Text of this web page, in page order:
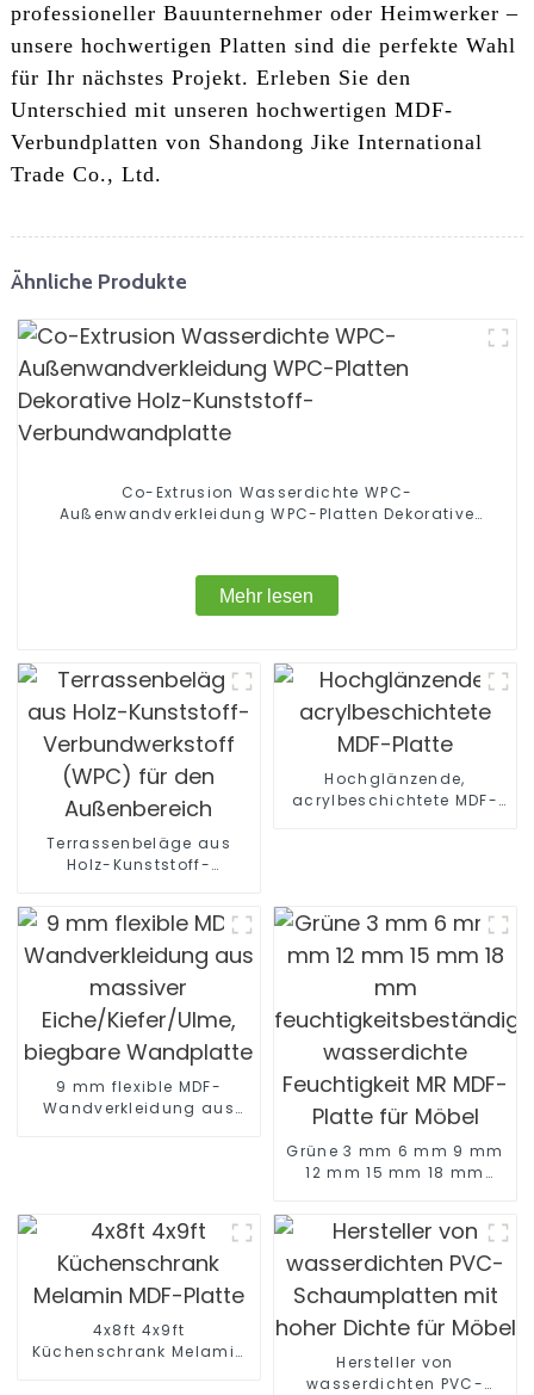
professioneller Bauunternehmer oder Heimwerker –
unsere hochwertigen Platten sind die perfekte Wahl
für Ihr nächstes Projekt. Erleben Sie den
Unterschied mit unseren hochwertigen MDF-
Verbundplatten von Shandong Jike International
Trade Co., Ltd.
Ähnliche Produkte
Co-Extrusion Wasserdichte WPC-
Außenwandverkleidung WPC-Platten Dekorative
Mehr lesen
Terrassenbeläge aus
Holz-Kunststoff-
Hochglänzende,
acrylbeschichtete MDF-
9 mm flexible MDF-
Wandverkleidung aus
Grüne 3 mm 6 mm 9 mm
12 mm 15 mm 18 mm
Feuchtigkeit MR MDF-
Platte für Möbel
4x8ft 4x9ft
Küchenschrank Melamin
Hersteller von
wasserdichten PVC-